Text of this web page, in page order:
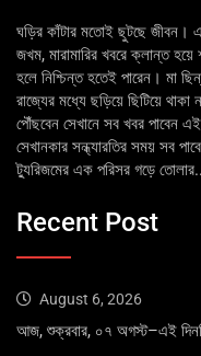
ঘড়ির কাঁটার মতোই ছুটছে জীবন।
জখম, মারামারির খবরে ক্লান্ত
হলে নিশ্চিন্ত হতেই পারেন। মা
রাজ্যের মধ্যে ছড়িয়ে ছিটিয়ে থাকা
পৌঁছবেন সেখানে সব খবর পাবেন এই
সেখানকার সন্ধ্যারতির সময় সব
ট্যুরিজমের এক পরিসর গড়ে
Recent Post
August 6, 2026
আজ, শুক্রবার, ০৭ অগস্ট–এই